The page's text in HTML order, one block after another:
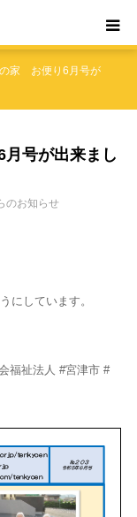
家 お便り6月号が
号が出来まし
のお知らせ
にしています。
福祉法人 #宮津市 #